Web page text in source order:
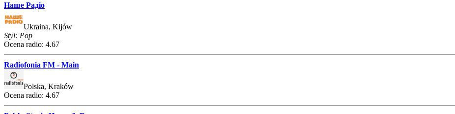
Наше Радіо
Ukraina, Kijów
Styl: Pop
Ocena radio: 4.67
Radiofonia FM - Main
Polska, Kraków
Ocena radio: 4.67